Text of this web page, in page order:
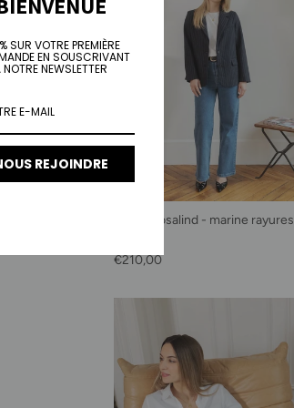
Veste Rosalind - marine rayures
Prix habituel
€210,00
SUR VOTRE PREMIÈRE
EN SOUSCRIVANT
NOTRE NEWSLETTER
REJOINDRE